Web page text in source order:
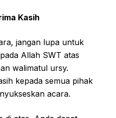
Kasih
jangan lupa untuk
Allah SWT atas
walimatul ursy.
kepada semua pihak
acara.